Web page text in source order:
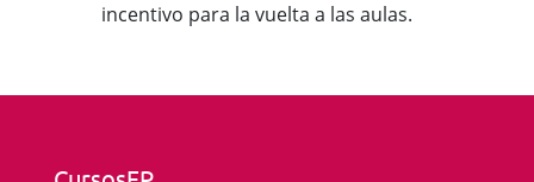
incentivo para la vuelta a las aulas.